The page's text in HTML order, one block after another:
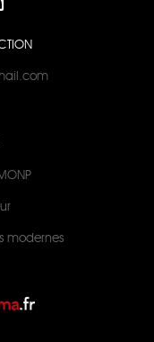
modernes